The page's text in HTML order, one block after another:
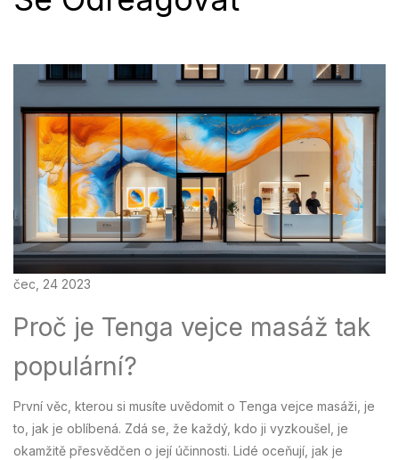
čec, 24 2023
Proč je Tenga vejce masáž tak
populární?
První věc, kterou si musíte uvědomit o Tenga vejce masáži, je
to, jak je oblíbená. Zdá se, že každý, kdo ji vyzkoušel, je
okamžitě přesvědčen o její účinnosti. Lidé oceňují, jak je